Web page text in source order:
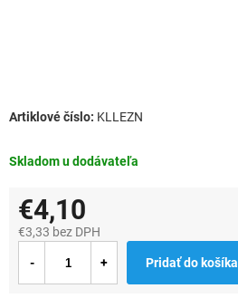
Skladom u dodávateľa
KLLEZN
€4,10
€3,33 bez DPH
cena:
Pridať do košíka